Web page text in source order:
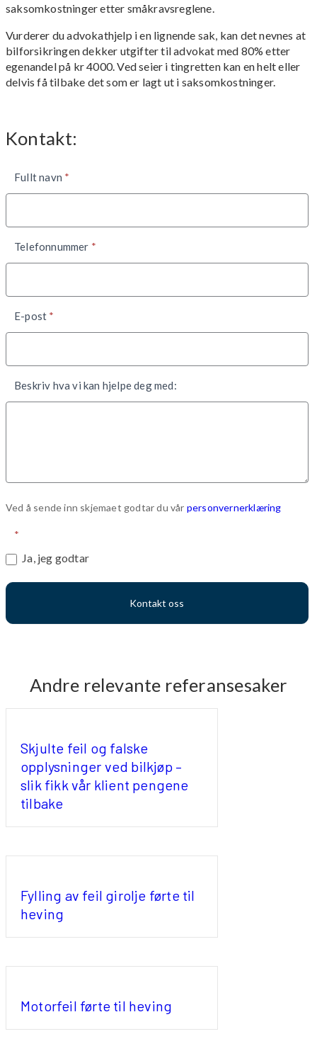
saksomkostninger etter småkravsreglene.
Vurderer du advokathjelp i en lignende sak, kan det nevnes at
bilforsikringen dekker utgifter til advokat med 80% etter
egenandel på kr 4000. Ved seier i tingretten kan en helt eller
delvis få tilbake det som er lagt ut i saksomkostninger.
Kontakt:
nede
Fullt navn *
Telefonnummer *
E-post *
Beskriv hva vi kan hjelpe deg med:
Ved å sende inn skjemaet godtar du vår personvernerklæring
*
Ja, jeg godtar
Kontakt oss
Andre relevante referansesaker
Skjulte feil og falske
opplysninger ved bilkjøp –
slik fikk vår klient pengene
tilbake
Fylling av feil girolje førte til
heving
Motorfeil førte til heving